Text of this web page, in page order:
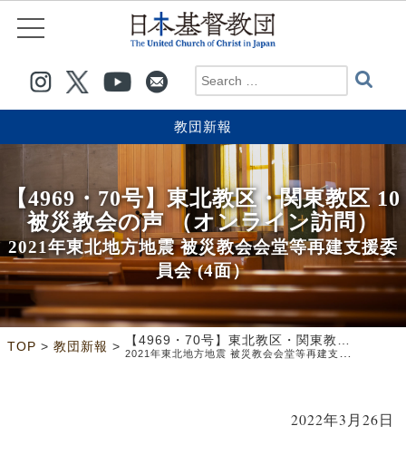
教団新報
【4969・70号】東北教区・関東教区 10
被災教会の声 （オンライン訪問）
2021年東北地方地震 被災教会会堂等再建支援委
員会 (4面）
TOP > 教団新報 > 【4969・70号】東北教区・関東教区 10被災教会の声 （オンライン訪問）
2021年東北地方地震 被災教会会堂等再建支援委員会 (4面）
2022年3月26日